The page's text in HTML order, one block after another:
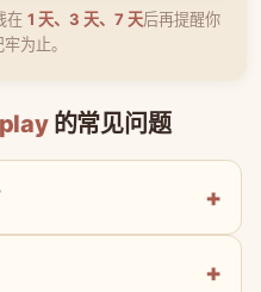
在 1 天、3 天、7 天后再提醒你
为止。
的常见问题